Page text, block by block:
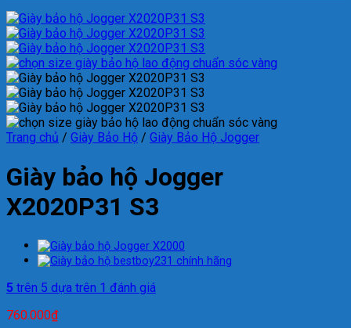
Trang chủ / Giày Bảo Hộ / Giày Bảo Hộ Jogger
Giày bảo hộ Jogger
X2020P31 S3
5 trên 5 dựa trên 1 đánh giá
760.000₫